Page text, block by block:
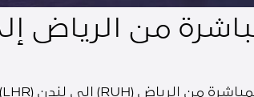
من الرياض